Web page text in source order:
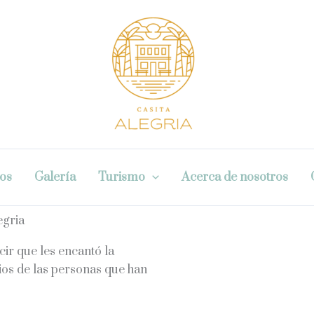
Galería Turismo Acerca de nosotros
que les encantó la
de las personas que han